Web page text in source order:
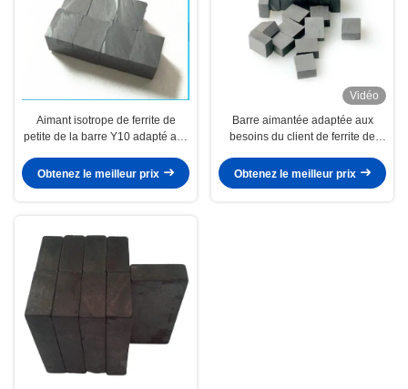
Aimant isotrope de ferrite de
petite de la barre Y10 adapté aux
de bloc
Obtenez le meilleur prix
Vidéo
Barre aimantée adaptée aux
besoins du client de ferrite de
céramique en vente
25.4*12.7*6.35
Obtenez le meilleur prix